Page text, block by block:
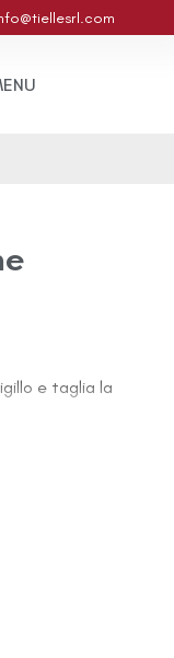
e taglia la